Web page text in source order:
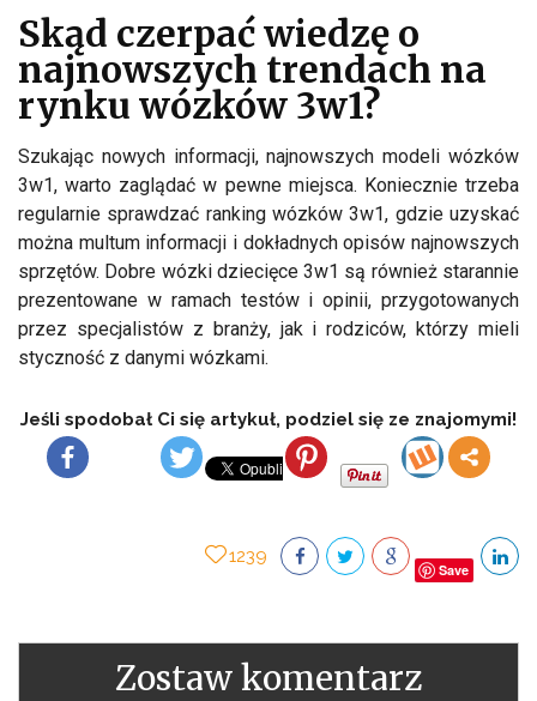
Skąd czerpać wiedzę o
najnowszych trendach na
rynku wózków 3w1?
Szukając nowych informacji, najnowszych modeli wózków
3w1, warto zaglądać w pewne miejsca. Koniecznie trzeba
regularnie sprawdzać ranking wózków 3w1, gdzie uzyskać
można multum informacji i dokładnych opisów najnowszych
sprzętów. Dobre wózki dziecięce 3w1 są również starannie
prezentowane w ramach testów i opinii, przygotowanych
przez specjalistów z branży, jak i rodziców, którzy mieli
styczność z danymi wózkami.
Jeśli spodobał Ci się artykuł, podziel się ze znajomymi!
1239
Save
Zostaw komentarz